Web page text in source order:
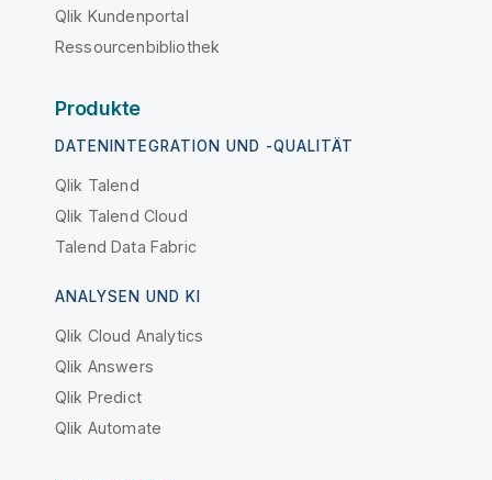
Qlik Kundenportal
Ressourcenbibliothek
Produkte
DATENINTEGRATION UND -QUALITÄT
Qlik Talend
Qlik Talend Cloud
Talend Data Fabric
ANALYSEN UND KI
Qlik Cloud Analytics
Qlik Answers
Qlik Predict
Qlik Automate